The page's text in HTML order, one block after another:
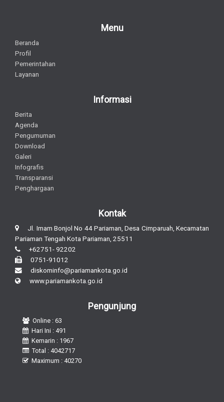
Menu
Beranda
Profil
Pemerintahan
Layanan
Informasi
Berita
Agenda
Pengumuman
Download
Galeri
Infografis
Transparansi
Penghargaan
Kontak
Jl. Imam Bonjol No 44 Pariaman, Desa Cimparuah, Kecamatan
Pariaman Tengah Kota Pariaman, 25511
+62751- 92202
0751-91012
diskominfo@pariamankota.go.id
www.pariamankota.go.id
Pengunjung
Online : 63
Hari Ini : 491
Kemarin : 1967
Total : 4042717
Maximum : 40270